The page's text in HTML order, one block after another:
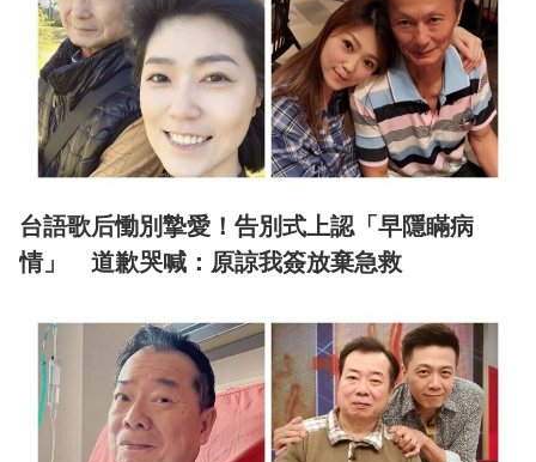
台語歌后慟別摯愛！告別式上認「早隱瞞病
情」 道歉哭喊：原諒我簽放棄急救